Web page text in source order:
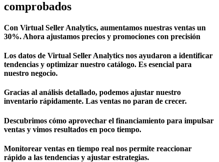
comprobados
Con Virtual Seller Analytics, aumentamos nuestras ventas un
30%. Ahora ajustamos precios y promociones con precisión
Los datos de Virtual Seller Analytics nos ayudaron a identificar
tendencias y optimizar nuestro catálogo. Es esencial para
nuestro negocio.
Gracias al análisis detallado, podemos ajustar nuestro
inventario rápidamente. Las ventas no paran de crecer.
Descubrimos cómo aprovechar el financiamiento para impulsar
ventas y vimos resultados en poco tiempo.
Monitorear ventas en tiempo real nos permite reaccionar
rápido a las tendencias y ajustar estrategias.